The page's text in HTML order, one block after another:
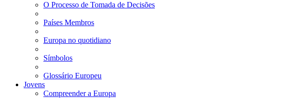
O Processo de Tomada de Decisões
Países Membros
Europa no quotidiano
Símbolos
Glossário Europeu
Jovens
Compreender a Europa